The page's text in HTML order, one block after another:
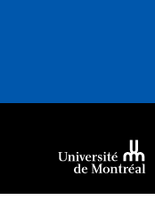
Montréal